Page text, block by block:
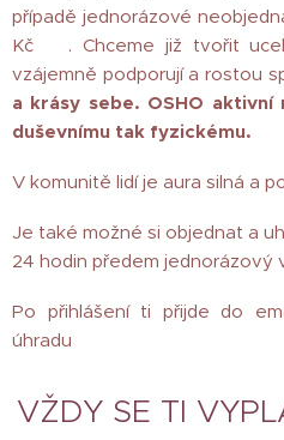
případě jednorázové
Kč🤗. Chceme již tvořit
vzájemně podporují a rostou
a krásy sebe. OSHO
duševnímu tak fyzickému.
V komunitě lidí je aura silná a
Je také možné si objednat a
24 hodin předem jednorázový
Po přihlášení ti přijde do
úhradu 🤗
VŽDY SE TI